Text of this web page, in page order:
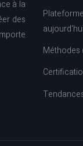
à la
des
aujourd'hui
Méthodes